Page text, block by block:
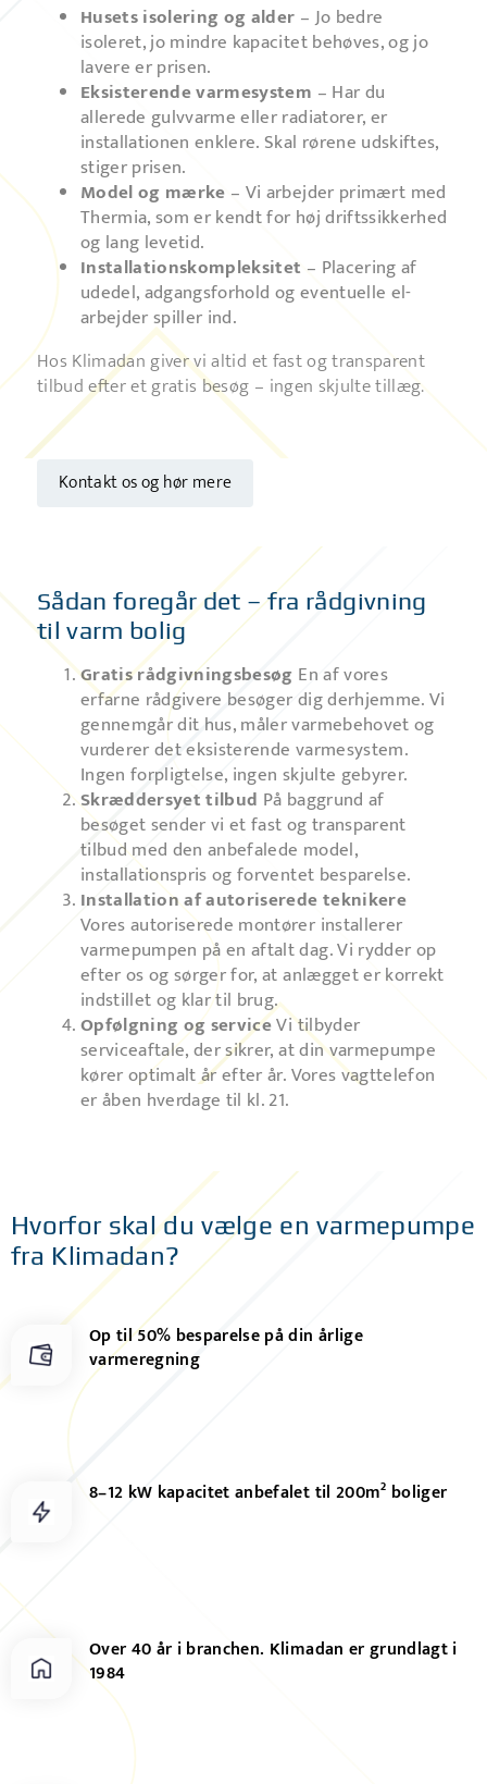
Husets isolering og alder – Jo bedre
isoleret, jo mindre kapacitet behøves, og jo
lavere er prisen.
Eksisterende varmesystem – Har du
allerede gulvvarme eller radiatorer, er
installationen enklere. Skal rørene udskiftes,
stiger prisen.
Model og mærke – Vi arbejder primært med
Thermia, som er kendt for høj driftssikkerhed
og lang levetid.
Installationskompleksitet – Placering af
udedel, adgangsforhold og eventuelle el-
arbejder spiller ind.
Hos Klimadan giver vi altid et fast og transparent
tilbud efter et gratis besøg – ingen skjulte tillæg.
Kontakt os og hør mere
Sådan foregår det – fra rådgivning
til varm bolig
Gratis rådgivningsbesøg En af vores
erfarne rådgivere besøger dig derhjemme. Vi
gennemgår dit hus, måler varmebehovet og
vurderer det eksisterende varmesystem.
Ingen forpligtelse, ingen skjulte gebyrer.
Skræddersyet tilbud På baggrund af
besøget sender vi et fast og transparent
tilbud med den anbefalede model,
installationspris og forventet besparelse.
Installation af autoriserede teknikere
Vores autoriserede montører installerer
varmepumpen på en aftalt dag. Vi rydder op
efter os og sørger for, at anlægget er korrekt
indstillet og klar til brug.
Opfølgning og serviceVi tilbyder
serviceaftale, der sikrer, at din varmepumpe
kører optimalt år efter år. Vores vagttelefon
er åben hverdage til kl. 21.
Hvorfor skal du vælge en varmepumpe
fra Klimadan?
Op til 50% besparelse på din årlige
varmeregning
8–12 kW kapacitet anbefalet til 200m² boliger
Over 40 år i branchen. Klimadan er grundlagt i
1984